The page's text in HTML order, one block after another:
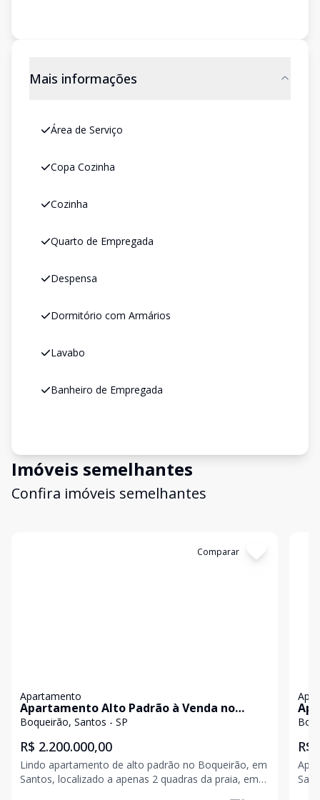
Mais informações
Área de Serviço
Copa Cozinha
Cozinha
Quarto de Empregada
Despensa
Dormitório com Armários
Lavabo
Banheiro de Empregada
Imóveis semelhantes
Confira imóveis semelhantes
Comparar
Apartamento
Apartamento Alto Padrão à Venda no
Boqueirão em Santos - 4 Suítes | 3 Vagas |
Boqueirão, Santos - SP
R$ 2.200.000,00
Lindo apartamento de alto padrão no Boqueirão, em
Santos, localizado a apenas 2 quadras da praia, em
R$